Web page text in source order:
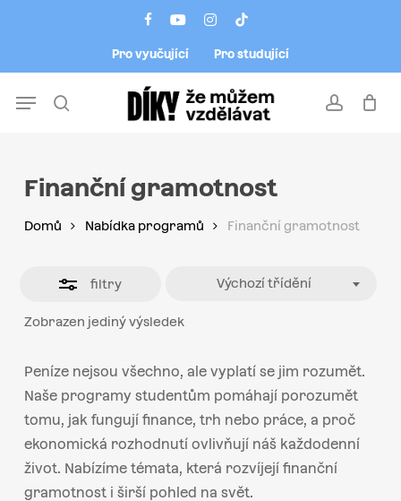
facebookyoutubeinstagram
tiktok
Pro vyučující Pro studující
account
Menu
Finanční gramotnost
Domů Nabídka programů Finanční gramotnost
filtry
Zobrazen jediný výsledek
Výchozí třídění
Peníze nejsou všechno, ale vyplatí se jim rozumět.
Naše programy studentům pomáhají porozumět
tomu, jak fungují finance, trh nebo práce, a proč
ekonomická rozhodnutí ovlivňují náš každodenní
život. Nabízíme témata, která rozvíjejí finanční
gramotnost i širší pohled na svět.